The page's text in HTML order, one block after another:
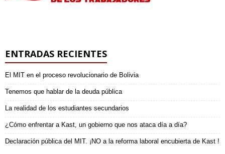
ENTRADAS RECIENTES
El MIT en el proceso revolucionario de Bolivia
Tenemos que hablar de la deuda pública
La realidad de los estudiantes secundarios
¿Cómo enfrentar a Kast, un gobierno que nos ataca día a día?
Declaración pública del MIT. ¡NO a la reforma laboral encubierta de Kast !